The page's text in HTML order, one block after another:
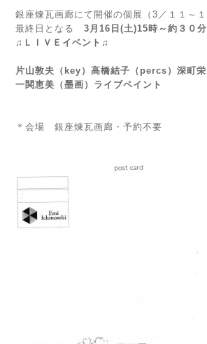
銀座煉瓦画廊にて開催の個展（3／１１～１
最終日となる 3月16日(土)15時～約３０分
♫ＬＩＶＥイベント♫
片山敦夫（key）高橋結子（percs）深町
一関恵美（墨画）ライブペイント
＊会場 銀座煉瓦画廊・予約不要